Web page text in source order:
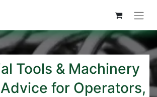
Tools & Machinery
for O​perators,